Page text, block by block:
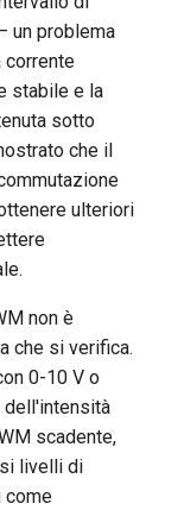
un problema
corrente
stabile e la
sotto
che il
ulteriori
non è
che si verifica.
0-10 V o
dell'intensità
scadente,
livelli di
come